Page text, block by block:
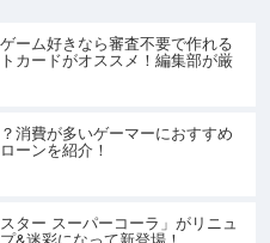
ーム好きなら審査不要で作れる
カードがオススメ！編集部が厳
消費が多いゲーマーにおすすめ
ーンを紹介！
ター スーパーコーラ」がリニュ